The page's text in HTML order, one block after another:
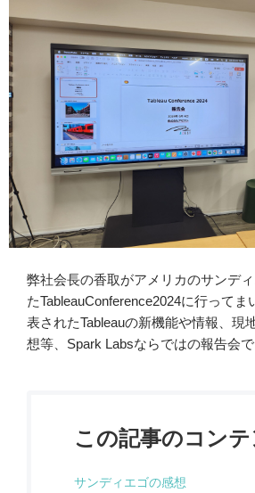
弊社会長の香取がアメリカのサンデ
たTableauConference2024に行ってま
表されたTableauの新機能や情報、現
想等、Spark Labsならではの報告会で
この記事のコンテ
サンディエゴの感想